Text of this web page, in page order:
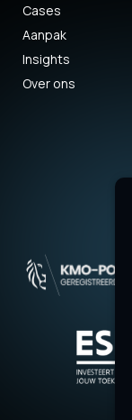
Cases
Aanpak
Insights
Over ons